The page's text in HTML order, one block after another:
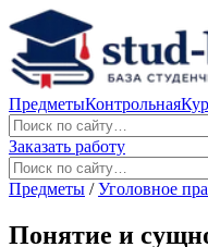
ПредметыКонтрольная
Заказать работу
Предметы /Уголовное
Понятие и